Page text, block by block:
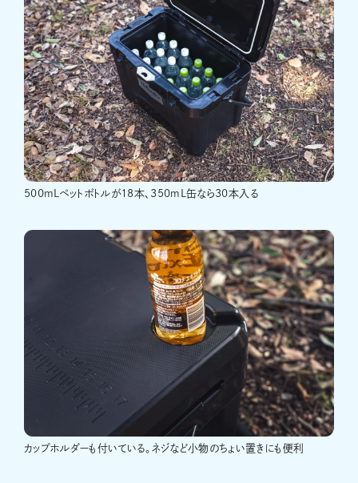
500mLペットボトルが18本、350mL缶なら30本入る
カップホルダーも付いている。ネジなど小物のちょい置きにも便利